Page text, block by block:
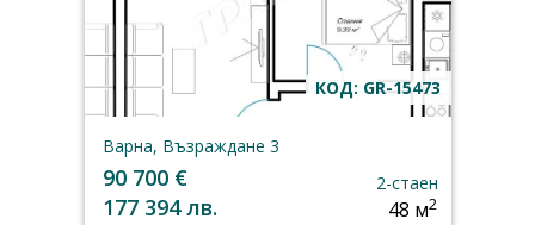
КОД: GR-15473
Варна, Възраждане 3
90 700 €
177 394 лв.
2-стаен
48 м2